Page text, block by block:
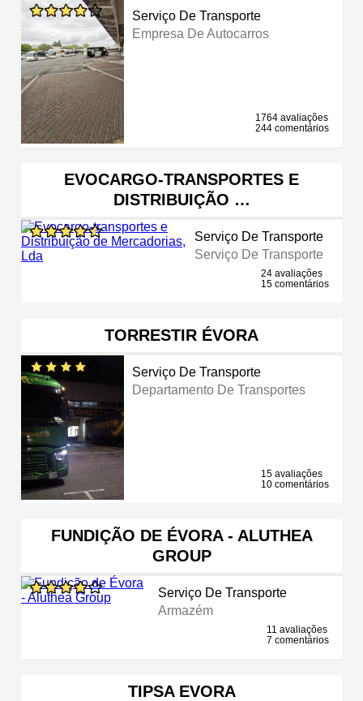
Serviço De Transporte
Empresa De Autocarros
1764 avaliações
244 comentários
EVOCARGO-TRANSPORTES E
DISTRIBUIÇÃO …
Serviço De Transporte
Serviço De Transporte
24 avaliações
15 comentários
TORRESTIR ÉVORA
Serviço De Transporte
Departamento De Transportes
15 avaliações
10 comentários
FUNDIÇÃO DE ÉVORA - ALUTHEA
GROUP
Serviço De Transporte
Armazém
11 avaliações
7 comentários
TIPSA EVORA